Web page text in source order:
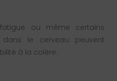
ou même certains
dans le cerveau peuvent
à la colère.